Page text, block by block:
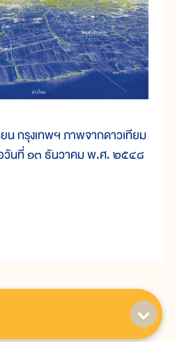
ยน กรุงเทพฯ ภาพจากดาวเทียม
วันที่ ๑๓ ธันวาคม พ.ศ. ๒๕๔๘